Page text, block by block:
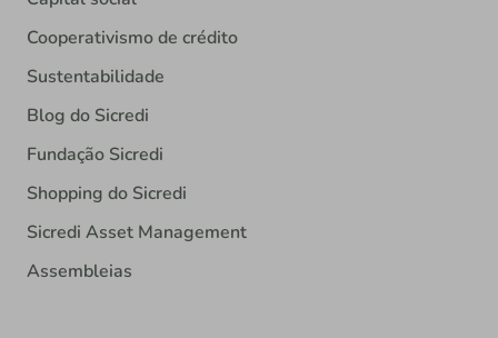
Cooperativismo de crédito
Sustentabilidade
Blog do Sicredi
Fundação Sicredi
Shopping do Sicredi
Sicredi Asset Management
Assembleias